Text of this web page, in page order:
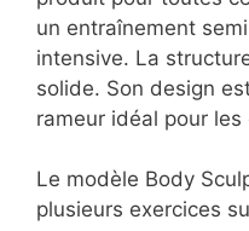
un entraînement
intensive. La
solide. Son design
rameur idéal pour
Le modèle Body
plusieurs exercices